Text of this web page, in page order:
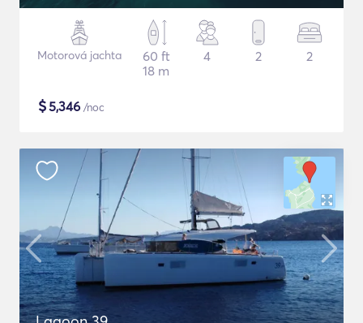
Motorová jachta
60 ft
18 m
4 2 2
$5,346 /noc